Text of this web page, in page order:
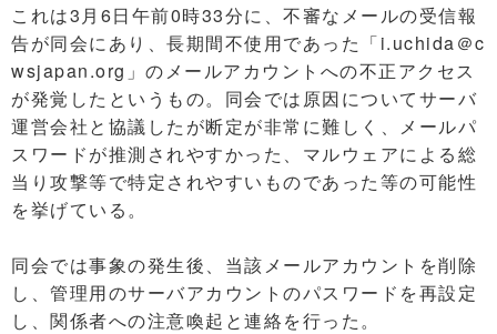
これは3月6日午前0時33分に、不審なメールの受信報
告が同会にあり、長期間不使用であった「i.uchida＠c
wsjapan.org」のメールアカウントへの不正アクセス
が発覚したというもの。同会では原因についてサーバ
運営会社と協議したが断定が非常に難しく、メールパ
スワードが推測されやすかった、マルウェアによる総
当り攻撃等で特定されやすいものであった等の可能性
を挙げている。
同会では事象の発生後、当該メールアカウントを削除
し、管理用のサーバアカウントのパスワードを再設定
し、関係者への注意喚起と連絡を行った。